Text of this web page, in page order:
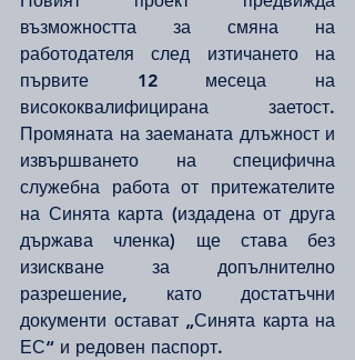
възможността за смяна на
работодателя след изтичането на
първите 12 месеца на
висококвалифицирана заетост.
Промяната на заеманата длъжност и
извършването на специфична
служебна работа от притежателите
на Синята карта (издадена от друга
държава членка) ще става без
изискване за допълнително
разрешение, като достатъчни
документи остават „Синята карта на
ЕС“ и редовен паспорт.